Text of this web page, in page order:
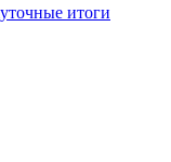
итоги